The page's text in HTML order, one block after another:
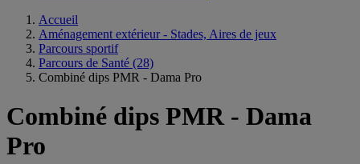
Accueil
Aménagement extérieur - Stades, Aires de jeux
Parcours sportif
Parcours de Santé (28)
Combiné dips PMR - Dama Pro
Combiné dips PMR - Dama
Pro